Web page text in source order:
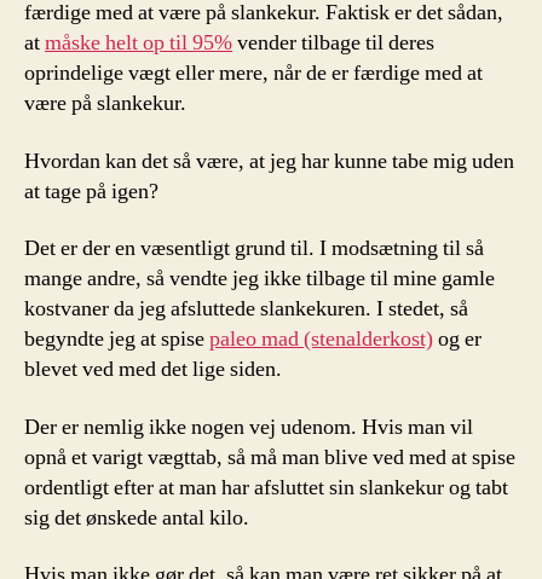
færdige med at være på slankekur. Faktisk er det sådan,
atmåske helt op til 95%vender tilbage til deres
oprindelige vægt eller mere, når de er færdige med at
være på slankekur.
Hvordan kan det så være, at jeg har kunne tabe mig uden
at tage på igen?
Det er der en væsentligt grund til. I modsætning til så
mange andre, så vendte jeg ikke tilbage til mine gamle
kostvaner da jeg afsluttede slankekuren. I stedet, så
begyndte jeg at spisepaleo mad (stenalderkost)og er
blevet ved med det lige siden.
Der er nemlig ikke nogen vej udenom. Hvis man vil
opnå et varigt vægttab, så må man blive ved med at spise
ordentligt efter at man har afsluttet sin slankekur og tabt
sig det ønskede antal kilo.